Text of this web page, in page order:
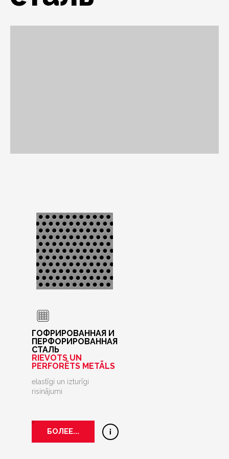
ГОФРИРОВАННАЯ И
ПЕРФОРИРОВАННАЯ
СТАЛЬ
RIEVOTS UN
PERFORĒTS METĀLS
elastīgi un izturīgi
risinājumi
БОЛЕЕ...